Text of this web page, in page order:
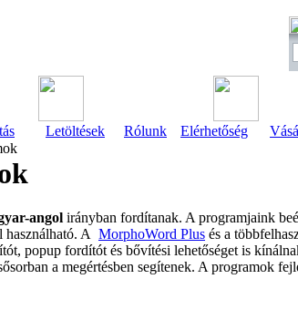
Letöltések Rólunk Elérhetőség
angol irányban fordítanak. A programjaink
használható. A MorphoWord Plus és a
popup fordítót és bővítési lehetőséget is
a megértésben segítenek. A programok